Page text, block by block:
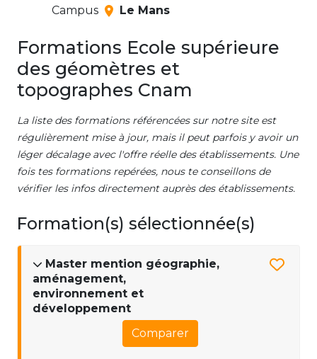
Campus
Le Mans
Formations Ecole supérieure
des géomètres et
topographes Cnam
La liste des formations référencées sur notre site est
régulièrement mise à jour, mais il peut parfois y avoir un
léger décalage avec l'offre réelle des établissements. Une
fois tes formations repérées, nous te conseillons de
vérifier les infos directement auprès des établissements.
Formation(s) sélectionnée(s)
Master mention géographie,
aménagement,
environnement et
développement
Comparer